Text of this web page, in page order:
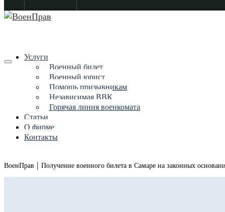
Услуги
Военный билет
Военный юрист
Помощь призывникам
Независимая ВВК
Горячая линия военкомата
Статьи
О фирме
Контакты
ВоенПрав | Получение военного билета в Самаре на законных